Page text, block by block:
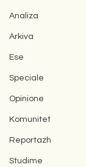
Analiza
Arkiva
Ese
Speciale
Opinione
Komunitet
Reportazh
Studime